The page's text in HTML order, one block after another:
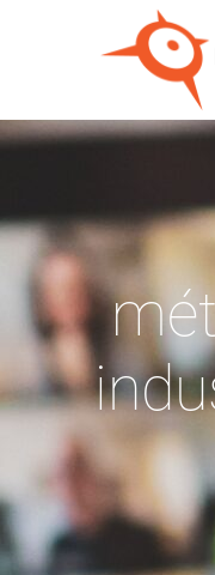
Passer au contenu